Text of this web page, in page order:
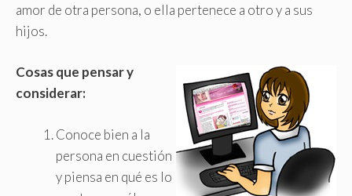
amor de otra persona, o ella pertenece a otro y a sus
hijos.
Cosas que pensar y
considerar:
Conoce bien a la
persona en cuestión
y piensa en qué es lo